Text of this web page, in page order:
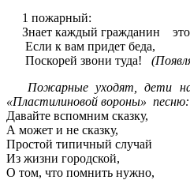
1 пожарный:
Знает каждый гражданин
Если к вам придет беда,
Поскорей звони туда!
Пожарные уходят, дети
«Пластилиновой вороны» песню:
Давайте вспомним сказку,
А может и не сказку,
Простой типичный случай
Из жизни городской,
О том, что помнить нужно,